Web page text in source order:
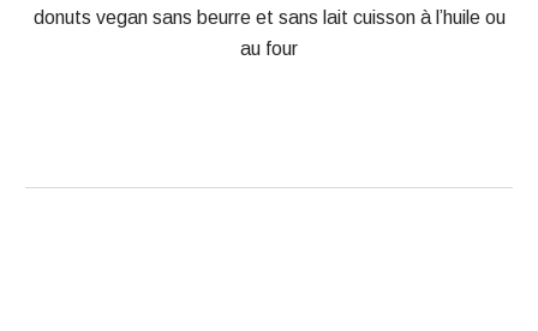
donuts vegan sans beurre et sans lait cuisson à l’huile ou
au four